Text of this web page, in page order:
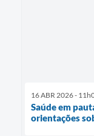
16 ABR 2026 -
Saúde em
orientações